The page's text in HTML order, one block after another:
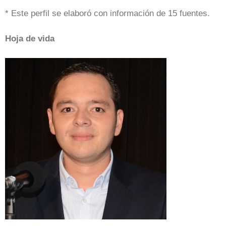
* Este perfil se elaboró con información de 15 fuentes.
Hoja de vida